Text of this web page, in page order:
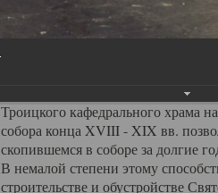
царскими вратами, изящным
собой поистине художественную
шитьем, многочисленными
неповторимый красочный
поражающий воображение своих
Троицкого кафедрального храма
собора конца XVIII - XIX вв.
скопившемся в соборе за долгие
В немалой степени этому
строительстве и обустройстве